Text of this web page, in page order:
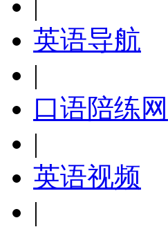
英语导航
|
口语陪练网
|
英语视频
|